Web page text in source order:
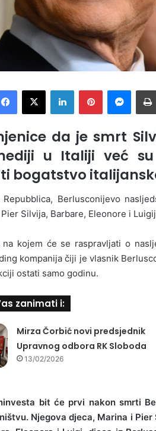
da je smrt
u Italiji već
bogatstvo
Berlusconijevo
Silvija, Barbare, Eleonore i
na kojem će se raspravljati o
kompanija čiji je vlasnik
ostati samo godinu.
zanimati i:
Mirza Čorbić novi predsjednik
Upravnog odbora RK Sloboda
13/02/2026
bit će prvi nakon smrti
Njegova djeca, Marina i